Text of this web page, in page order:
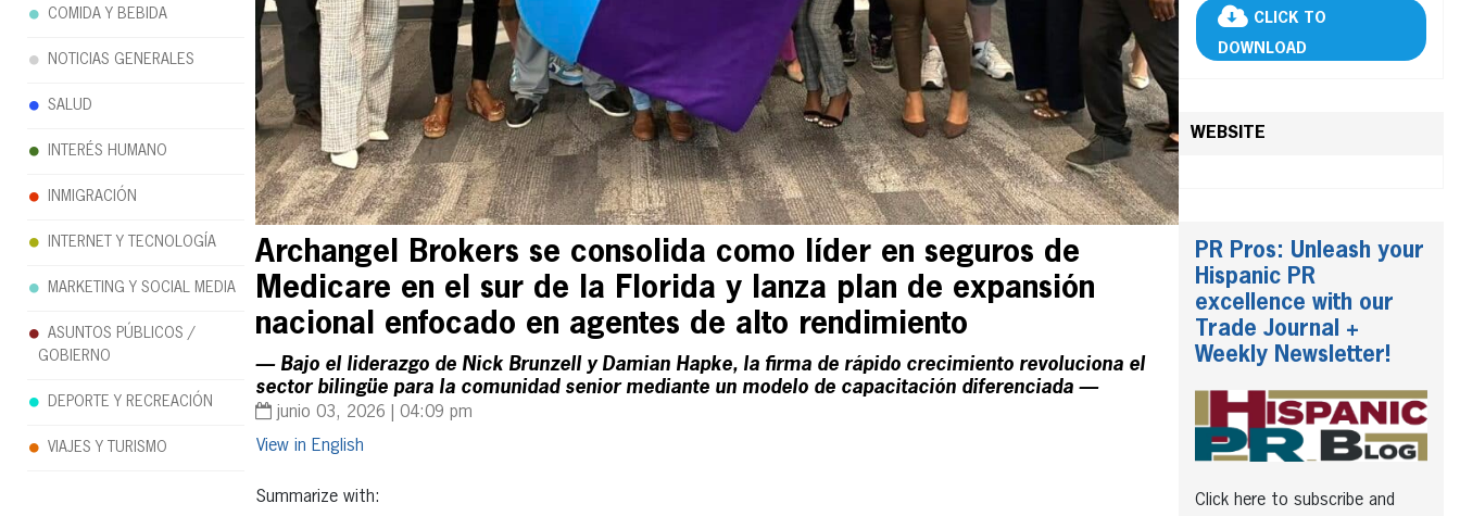
Archangel Brokers se consolida como líder en seguros de
Medicare en el sur de la Florida y lanza plan de expansión
nacional enfocado en agentes de alto rendimiento
— Bajo el liderazgo de Nick Brunzell y Damian Hapke, la firma de rápido crecimiento revoluciona el
sector bilingüe para la comunidad senior mediante un modelo de capacitación diferenciada —
junio 03, 2026 | 04:09 pm
English
Summarize with:
CLICK TO
DOWNLOAD
WEBSITE
PR Pros: Unleash your
Hispanic PR
excellence with our
Trade Journal +
Weekly Newsletter!
Click here to subscribe and
COMIDA Y BEBIDA
NOTICIAS GENERALES
SALUD
INTERÉS HUMANO
INMIGRACIÓN
INTERNET Y TECNOLOGÍA
MARKETING Y SOCIAL MEDIA
ASUNTOS PÚBLICOS /
GOBIERNO
DEPORTE Y RECREACIÓN
VIAJES Y TURISMO